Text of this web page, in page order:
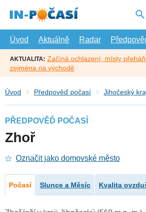
hlavní
Úvod
Aktuálně Radar
AKTUALITA: Začíná ochlazení, místy
zejména na východě
Úvod Předpověď počasí Jihočeský
PŘEDPOVĚĎ POČASÍ
Zhoř
Označit jako domovské město
Počasí Slunce a Měsíc Kvalita